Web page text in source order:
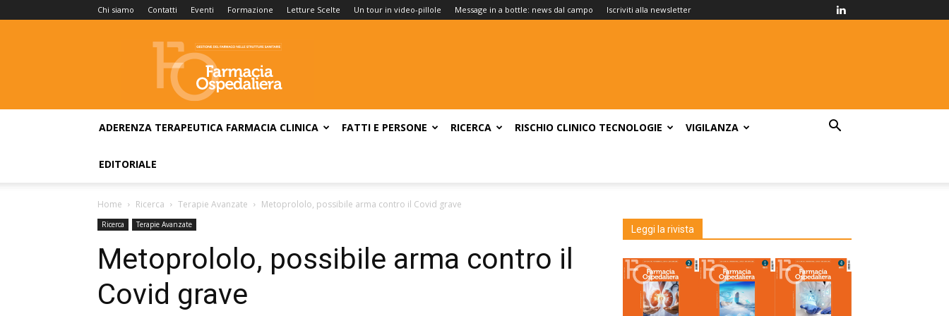
Chi siamo Contatti Eventi Formazione Letture Scelte Un tour in video-pillole Message in a bottle: news dal campo Iscriviti alla newsletter
Farmacia
Ospedaliera
ADERENZA TERAPEUTICA FARMACIA CLINICA FATTI E PERSONE RICERCA RISCHIO CLINICO TECNOLOGIE VIGILANZA
EDITORIALE
Home Ricerca Terapie Avanzate Metoprololo, possibile arma contro il Covid grave
Ricerca Terapie Avanzate
Metoprololo, possibile arma contro il
Covid grave
Leggi la rivista